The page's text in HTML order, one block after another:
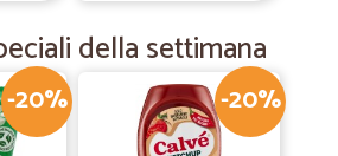
della settimana
-20% -20%